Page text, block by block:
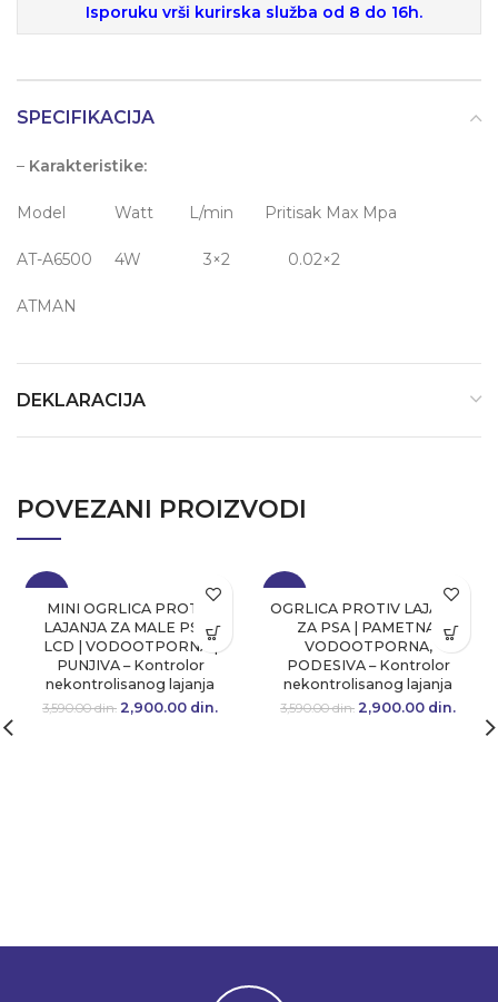
Isporuku vrši kurirska služba od 8 do 16h.
SPECIFIKACIJA
– Karakteristike:
Model Watt L/min Pritisak Max Mpa
AT-A6500 4W 3×2 0.02×2
ATMAN
DEKLARACIJA
POVEZANI PROIZVODI
MINI OGRLICA PROTIV
LAJANJA ZA MALE PSE |
LCD | VODOOTPORNA |
PUNJIVA – Kontrolor
nekontrolisanog lajanja
3,590.00din. Originalna cena
2,900.00 din.
Trenutna
OGRLICA PROTIV LAJANJA
ZA PSA | PAMETNA,
VODOOTPORNA,
PODESIVA – Kontrolor
nekontrolisanog lajanja
3,590.00din. Originalna cena
2,900.00 din.